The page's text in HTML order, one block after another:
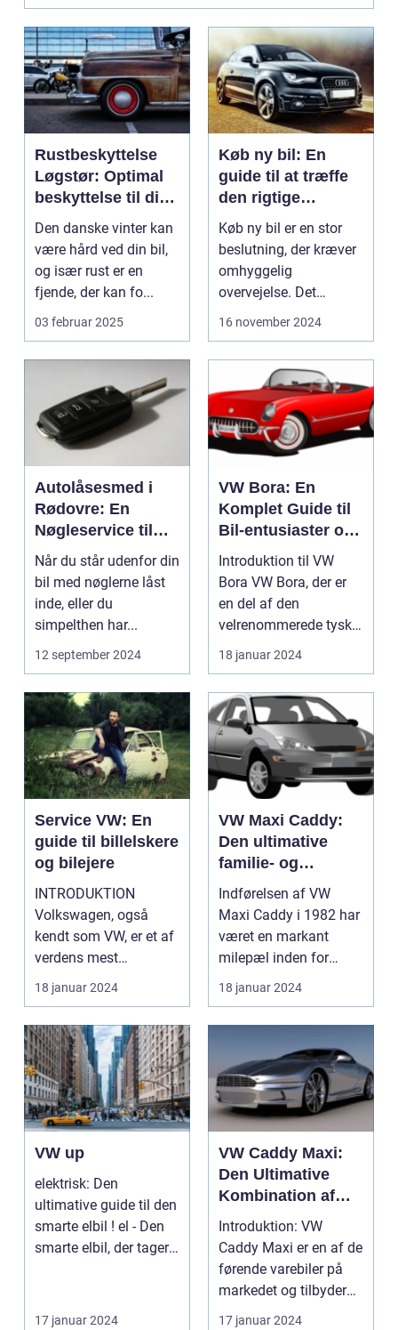
Rustbeskyttelse
Løgstør: Optimal
beskyttelse til din
bil
Den danske vinter kan
være hård ved din bil,
og især rust er en
fjende, der kan fo...
03 februar 2025
Køb ny bil: En
guide til at træffe
den rigtige
beslutning
Køb ny bil er en stor
beslutning, der kræver
omhyggelig
overvejelse. Det
handler ikke k...
16 november 2024
Autolåsesmed i
Rødovre: En
Nøgleservice til
Alle Tider
Når du står udenfor din
bil med nøglerne låst
inde, eller du
simpelthen har...
12 september 2024
VW Bora: En
Komplet Guide til
Bil-entusiaster og
Bil-ejere
Introduktion til VW
Bora VW Bora, der er
en del af den
velrenommerede tyske
Volkswagen-familie, er
18 januar 2024
Service VW: En
guide til billelskere
og bilejere
INTRODUKTION
Volkswagen, også
kendt som VW, er et af
verdens mest
anerkendte bilmærker,
der tilbyde...
18 januar 2024
VW Maxi Caddy:
Den ultimative
familie- og
erhvervsbil
Indførelsen af VW
Maxi Caddy i 1982 har
været en markant
milepæl inden for
bilindustrien. Denne
alsi...
18 januar 2024
VW up
elektrisk: Den
ultimative guide til den
smarte elbil ! el - Den
smarte elbil, der tager
17 januar 2024
VW Caddy Maxi:
Den Ultimative
Kombination af
Plads, Kvalitet og
Nytænkning
Introduktion: VW
Caddy Maxi er en af de
førende varebiler på
markedet og tilbyder
en imponerende kom...
17 januar 2024